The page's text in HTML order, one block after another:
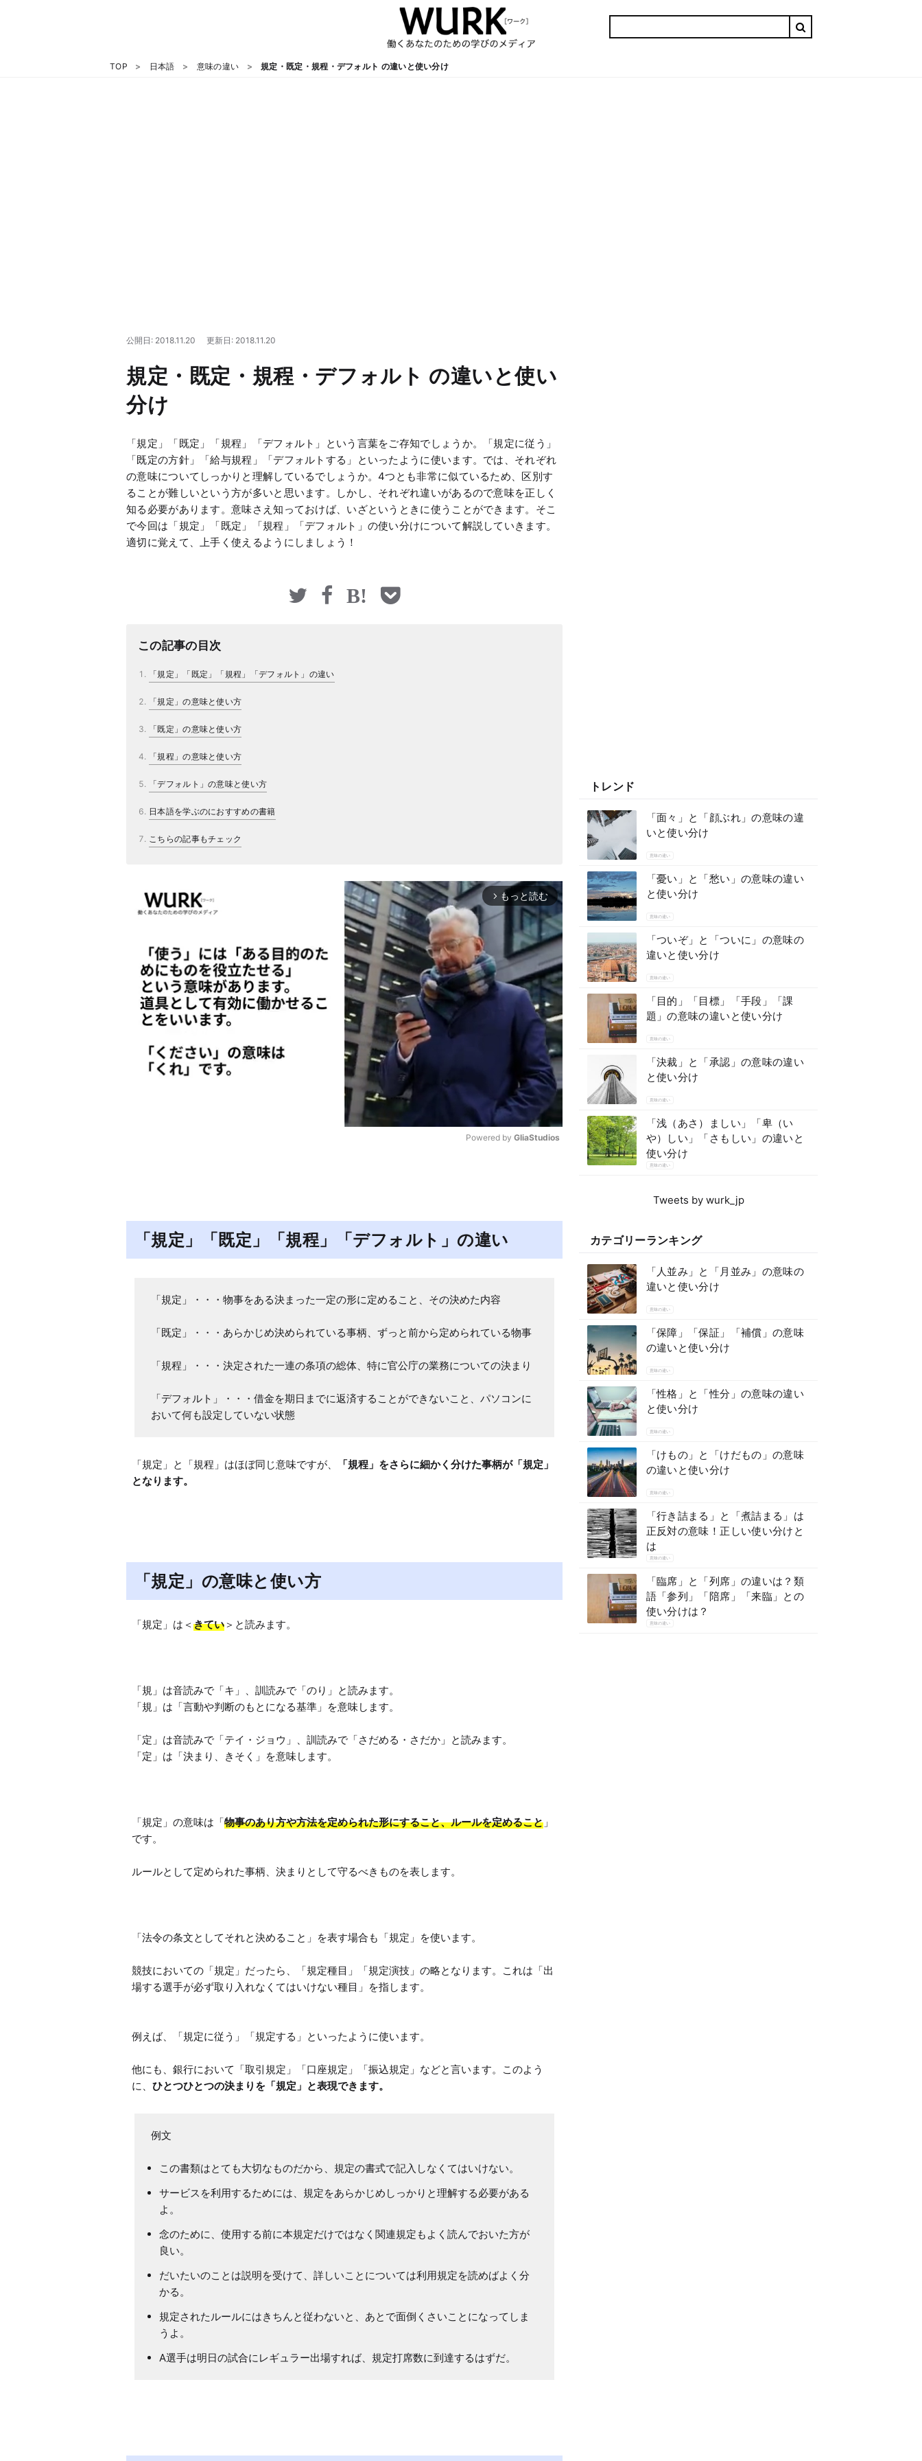
TOP 日本語 意味の違い 規定・既定・規程・デフォルト の違いと使い分け
公開日: 2018.11.20 更新日: 2018.11.20
規定・既定・規程・デフォルト の違いと使い
分け
「規定」「既定」「規程」「デフォルト」という言葉をご存知でしょうか。「規定に従う」
「既定の方針」「給与規程」「デフォルトする」といったように使います。では、それぞれ
の意味についてしっかりと理解しているでしょうか。4つとも非常に似ているため、区別す
ることが難しいという方が多いと思います。しかし、それぞれ違いがあるので意味を正しく
知る必要があります。意味さえ知っておけば、いざというときに使うことができます。そこ
で今回は「規定」「既定」「規程」「デフォルト」の使い分けについて解説していきます。
適切に覚えて、上手く使えるようにしましょう！
この記事の目次
「規定」「既定」「規程」「デフォルト」の違い
「規定」の意味と使い方
「既定」の意味と使い方
「規程」の意味と使い方
「デフォルト」の意味と使い方
日本語を学ぶのにおすすめの書籍
こちらの記事もチェック
arrow_forward_ios もっと読む
e
Powered by GliaStudios
「規定」「既定」「規程」「デフォルト」の違い
「規定」・・・物事をある決まった一定の形に定めること、その決めた内容
「既定」・・・あらかじめ決められている事柄、ずっと前から定められている物事
「規程」・・・決定された一連の条項の総体、特に官公庁の業務についての決まり
「デフォルト」・・・借金を期日までに返済することができないこと、パソコンに
おいて何も設定していない状態
「規定」と「規程」はほぼ同じ意味ですが、
「規程」をさらに細かく分けた事柄が「規定」
となります。
「規定」の意味と使い方
「規定」は＜きてい＞と読みます。
「規」は音読みで「キ」、訓読みで「のり」と読みます。
「規」は「言動や判断のもとになる基準」を意味します。
「定」は音読みで「テイ・ジョウ」、訓読みで「さだめる・さだか」と読みます。
「定」は「決まり、きそく」を意味します。
「規定」の意味は「物事のあり方や方法を定められた形にすること、ルールを定めること 」
です。
ルールとして定められた事柄、決まりとして守るべきものを表します。
「法令の条文としてそれと決めること」を表す場合も「規定」を使います。
競技においての「規定」だったら、「規定種目」「規定演技」の略となります。これは「出
場する選手が必ず取り入れなくてはいけない種目」を指します。
例えば、「規定に従う」「規定する」といったように使います。
他にも、銀行において「取引規定」「口座規定」「振込規定」などと言います。このよう
に、 ひとつひとつの決まりを「規定」と表現できます。
この書類はとても大切なものだから、規定の書式で記入しなくてはいけない。
サービスを利用するためには、規定をあらかじめしっかりと理解する必要がある
よ。
念のために、使用する前に本規定だけではなく関連規定もよく読んでおいた方が
良い。
だいたいのことは説明を受けて、詳しいことについては利用規定を読めばよく分
かる。
規定されたルールにはきちんと従わないと、あとで面倒くさいことになってしま
うよ。
A選手は明日の試合にレギュラー出場すれば、規定打席数に到達するはずだ。
トレンド
「面々」と「顔ぶれ」の意味の違
いと使い分け
意味の違い
「憂い」と「愁い」の意味の違い
と使い分け
意味の違い
「ついぞ」と「ついに」の意味の
違いと使い分け
意味の違い
「目的」「目標」「手段」「課
題」の意味の違いと使い分け
意味の違い
「決裁」と「承認」の意味の違い
と使い分け
意味の違い
「浅（あさ）ましい」「卑（い
や）しい」「さもしい」の違いと
使い分け
意味の違い
Tweets by wurk_jp
カテゴリーランキング
「人並み」と「月並み」の意味の
違いと使い分け
意味の違い
「保障」「保証」「補償」の意味
の違いと使い分け
意味の違い
「性格」と「性分」の意味の違い
と使い分け
意味の違い
「けもの」と「けだもの」の意味
の違いと使い分け
意味の違い
「行き詰まる」と「煮詰まる」は
正反対の意味！正しい使い分けと
は
意味の違い
「臨席」と「列席」の違いは？類
語「参列」「陪席」「来臨」との
使い分けは？
意味の違い